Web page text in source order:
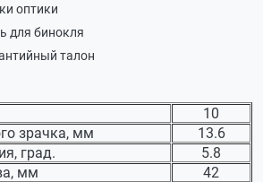
оптики
для бинокля
талон
10
зрачка, мм
13.6
град.
5.8
мм
42